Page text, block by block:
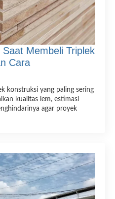
Membeli Triplek
Cara
konstruksi yang paling sering
kualitas lem, estimasi
agar proyek